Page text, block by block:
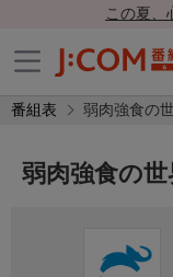
この夏、
番組表 弱肉強食の
弱肉強食の